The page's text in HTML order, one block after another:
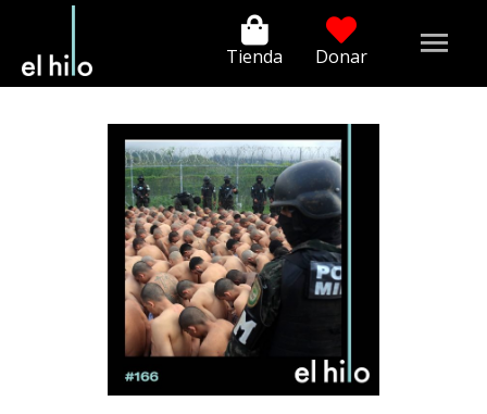
Tienda Donar